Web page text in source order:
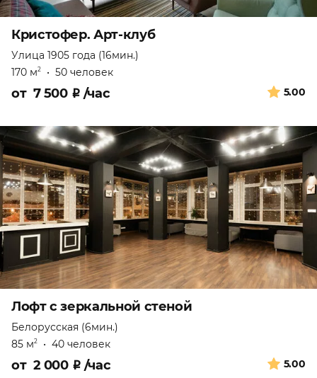
Кристофер. Арт-клуб
Улица 1905 года (16мин.)
170 м2 • 50 человек
5.00
от 7 500 ₽ /час
Лофт с зеркальной стеной
Белорусская (6мин.)
85 м2 • 40 человек
5.00
от 2 000 ₽ /час